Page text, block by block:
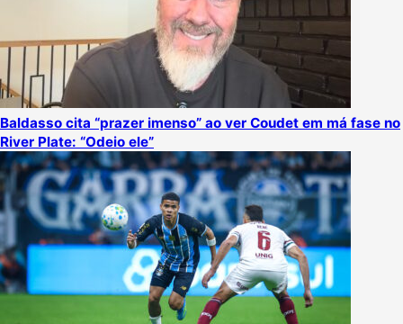
Baldasso cita “prazer imenso” ao ver Coudet em má fase no
River Plate: “Odeio ele”